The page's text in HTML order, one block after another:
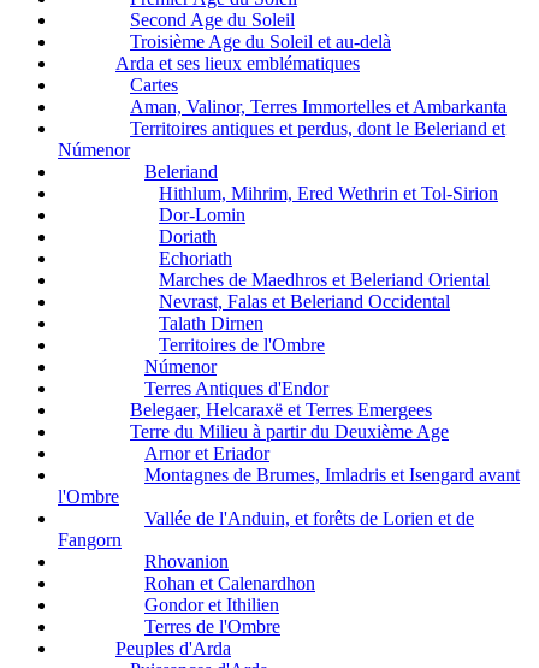
Second Age du Soleil
Troisième Age du Soleil et au-delà
Arda et ses lieux emblématiques
Cartes
Aman, Valinor, Terres Immortelles et Ambarkanta
Territoires antiques et perdus, dont le Beleriand et
Númenor
Beleriand
Hithlum, Mihrim, Ered Wethrin et Tol-Sirion
Dor-Lomin
Doriath
Echoriath
Marches de Maedhros et Beleriand Oriental
Nevrast, Falas et Beleriand Occidental
Talath Dirnen
Territoires de l'Ombre
Númenor
Terres Antiques d'Endor
Belegaer, Helcaraxë et Terres Emergees
Terre du Milieu à partir du Deuxième Age
Arnor et Eriador
Montagnes de Brumes, Imladris et Isengard avant
l'Ombre
Vallée de l'Anduin, et forêts de Lorien et de
Fangorn
Rhovanion
Rohan et Calenardhon
Gondor et Ithilien
Terres de l'Ombre
Peuples d'Arda